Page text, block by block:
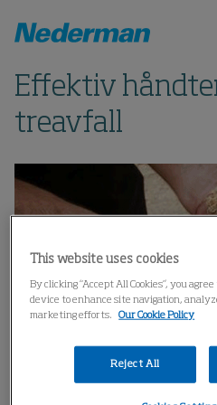
Effektiv
treavfall
This website uses cookies
By clicking “Accept All Cookies”, you
device to enhance site navigation,
marketing efforts.
Our Cookie Policy
Reject All